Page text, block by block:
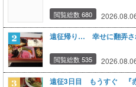
閲覧総数 680
遠征帰り… 幸せに翻弄さ
閲覧総数 535
遠征3日目 もうすぐ 『